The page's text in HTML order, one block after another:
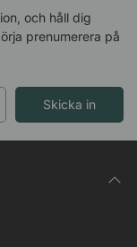
och håll dig
prenumerera på
Skicka in